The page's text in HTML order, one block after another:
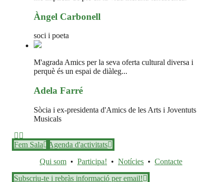
Àngel Carbonell
soci i poeta
M'agrada Amics per la seva oferta cultural diversa i
perquè és un espai de diàleg...
Adela Farré
Sòcia i ex-presidenta d'Amics de les Arts i Joventuts
Musicals
Fem Sala
Agenda d'activitats
Qui som • Participa! • Notícies • Contacte
Subscriu-te i rebràs informació per email!